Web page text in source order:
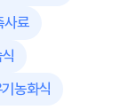
사료
농화식